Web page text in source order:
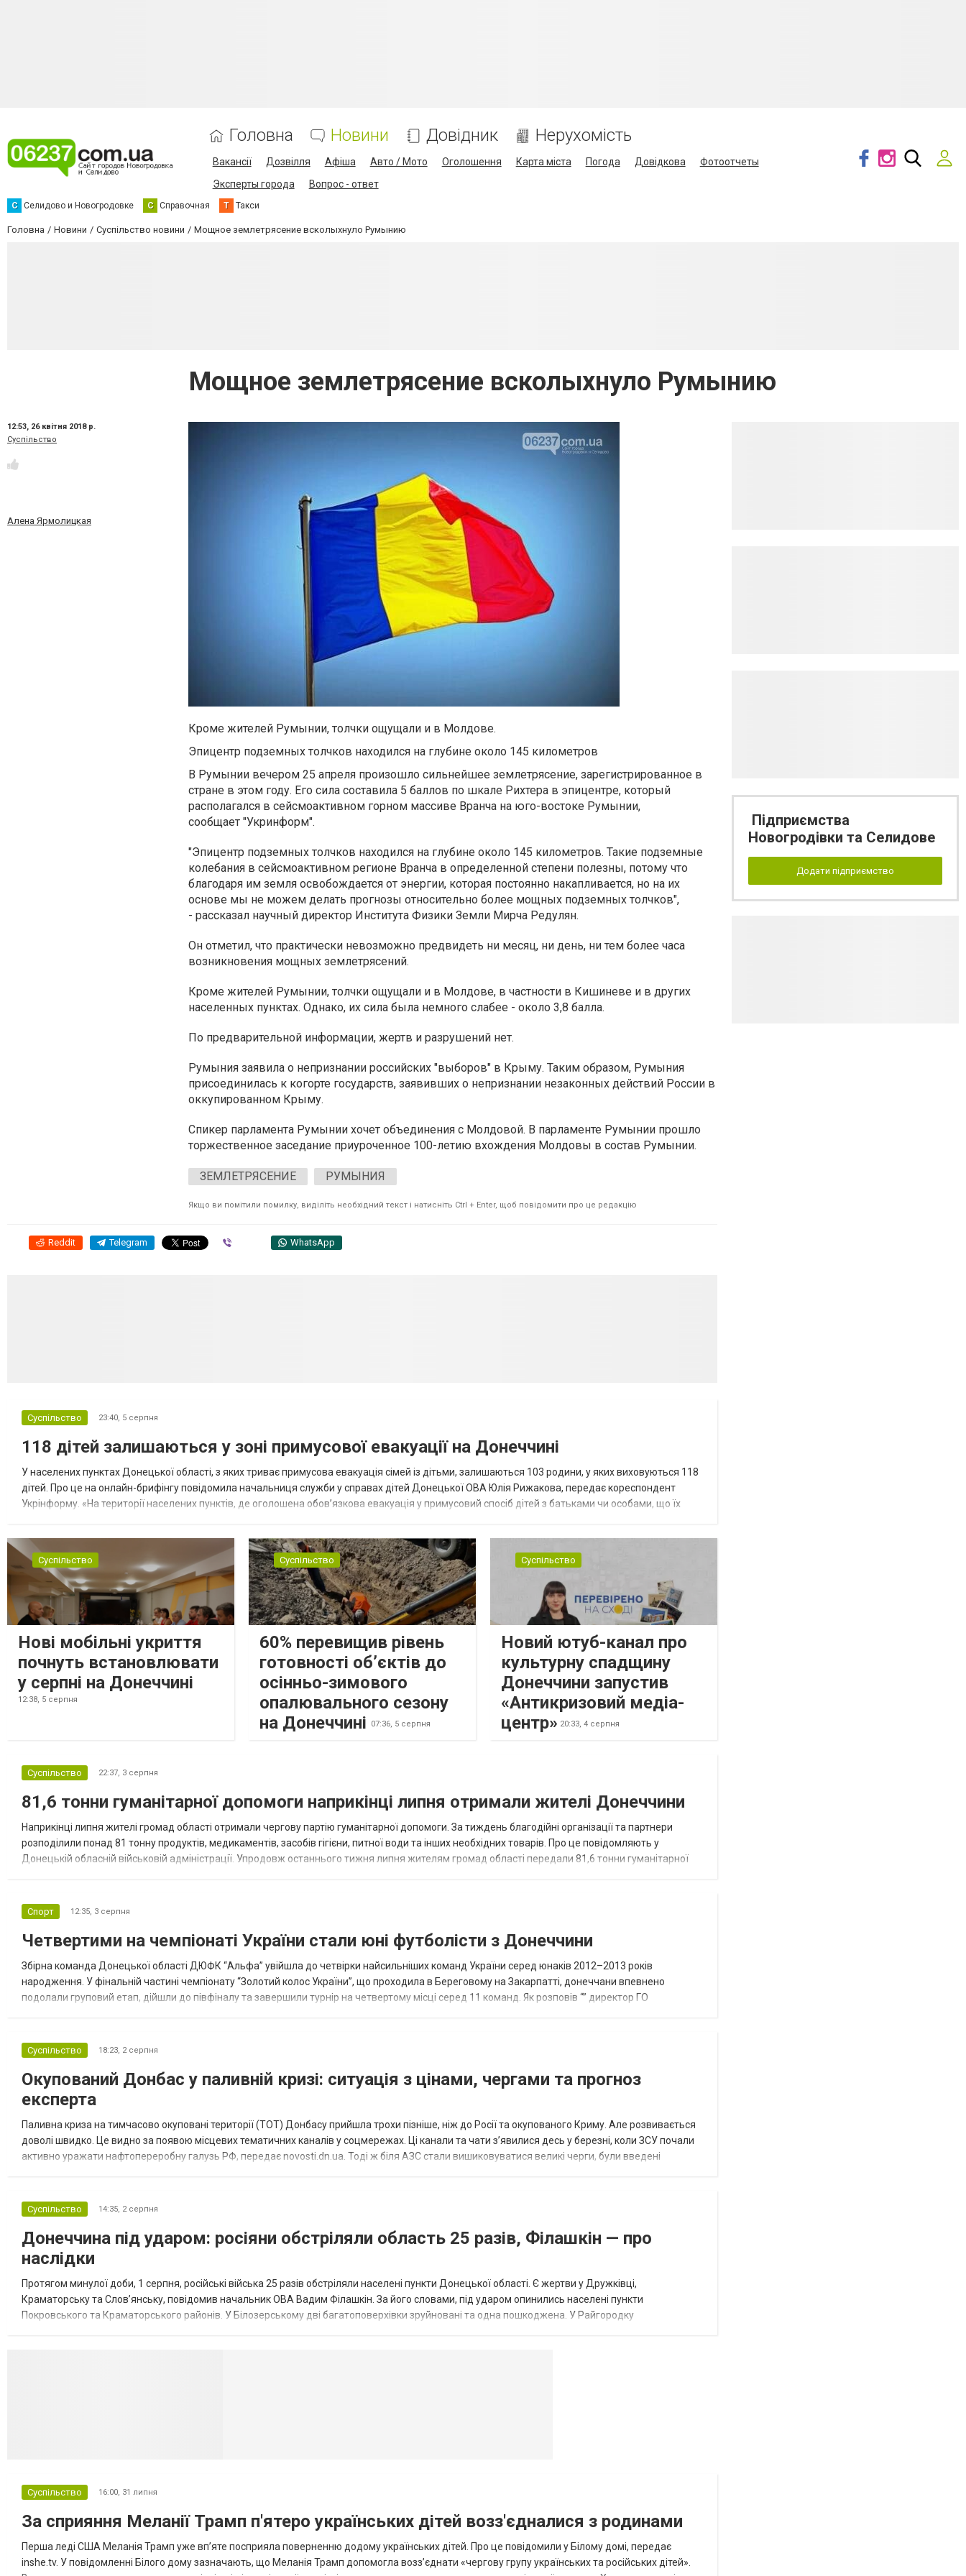
Головна Новини Довідник Нерухомість
Вакансії Дозвілля Афіша Авто / Мото Оголошення Карта міста Погода Довідкова
Фотоотчеты
Эксперты города
Вопрос - ответ
С Селидово и Новогродовке С Справочная Т Такси
Головна Новини Суспільство новини Мощное землетрясение всколыхнуло Румынию
Мощное землетрясение всколыхнуло Румынию
12:53, 26 квітня 2018 р.
Суспільство
Алена Ярмолицкая
Кроме жителей Румынии, толчки ощущали и в Молдове.
Эпицентр подземных толчков находился на глубине около 145 километров
В Румынии вечером 25 апреля произошло сильнейшее землетрясение, зарегистрированное в
стране в этом году. Его сила составила 5 баллов по шкале Рихтера в эпицентре, который
располагался в сейсмоактивном горном массиве Вранча на юго-востоке Румынии,
сообщает "Укринформ".
"Эпицентр подземных толчков находился на глубине около 145 километров. Такие подземные
колебания в сейсмоактивном регионе Вранча в определенной степени полезны, потому что
благодаря им земля освобождается от энергии, которая постоянно накапливается, но на их
основе мы не можем делать прогнозы относительно более мощных подземных толчков",
- рассказал научный директор Института Физики Земли Мирча Редулян.
Он отметил, что практически невозможно предвидеть ни месяц, ни день, ни тем более часа
возникновения мощных землетрясений.
Кроме жителей Румынии, толчки ощущали и в Молдове, в частности в Кишиневе и в других
населенных пунктах. Однако, их сила была немного слабее - около 3,8 балла.
По предварительной информации, жертв и разрушений нет.
Румыния заявила о непризнании российских "выборов" в Крыму. Таким образом, Румыния
присоединилась к когорте государств, заявивших о непризнании незаконных действий России в
оккупированном Крыму.
Спикер парламента Румынии хочет объединения с Молдовой. В парламенте Румынии прошло
торжественное заседание приуроченное 100-летию вхождения Молдовы в состав Румынии.
ЗЕМЛЕТРЯСЕНИЕ РУМЫНИЯ
Якщо ви помітили помилку, виділіть необхідний текст і натисніть Ctrl + Enter, щоб повідомити про це редакцію
Reddit Telegram WhatsApp
Суспільство 23:40, 5 серпня
118 дітей залишаються у зоні примусової евакуації на Донеччині
У населених пунктах Донецької області, з яких триває примусова евакуація сімей із дітьми, залишаються 103 родини, у яких виховуються 118
дітей. Про це на онлайн-брифінгу повідомила начальниця служби у справах дітей Донецької ОВА Юлія Рижакова, передає кореспондент
Укрінформу. «На території населених пунктів, де оголошена обов’язкова евакуація у примусовий спосіб дітей з батьками чи особами, що їх
Суспільство
Нові мобільні укриття
почнуть встановлювати
у серпні на Донеччині
12:38, 5 серпня
Суспільство
60% перевищив рівень
готовності об’єктів до
осінньо-зимового
опалювального сезону
на Донеччині
07:36, 5 серпня
Суспільство
Новий ютуб-канал про
культурну спадщину
Донеччини запустив
«Антикризовий медіа-
центр» 20:33, 4 серпня
Суспільство 22:37, 3 серпня
81,6 тонни гуманітарної допомоги наприкінці липня отримали жителі Донеччини
Наприкінці липня жителі громад області отримали чергову партію гуманітарної допомоги. За тиждень благодійні організації та партнери
розподілили понад 81 тонну продуктів, медикаментів, засобів гігієни, питної води та інших необхідних товарів. Про це повідомляють у
Донецькій обласній військовій адміністрації. Упродовж останнього тижня липня жителям громад області передали 81,6 тонни гуманітарної
Спорт 12:35, 3 серпня
Четвертими на чемпіонаті України стали юні футболісти з Донеччини
Збірна команда Донецької області ДЮФК “Альфа” увійшла до четвірки найсильніших команд України серед юнаків 2012–2013 років
народження. У фінальній частині чемпіонату “Золотий колос України”, що проходила в Береговому на Закарпатті, донеччани впевнено
подолали груповий етап, дійшли до півфіналу та завершили турнір на четвертому місці серед 11 команд. Як розповів “” директор ГО
Суспільство 18:23, 2 серпня
Окупований Донбас у паливній кризі: ситуація з цінами, чергами та прогноз
експерта
Паливна криза на тимчасово окуповані території (ТОТ) Донбасу прийшла трохи пізніше, ніж до Росії та окупованого Криму. Але розвивається
доволі швидко. Це видно за появою місцевих тематичних каналів у соцмережах. Ці канали та чати з’явилися десь у березні, коли ЗСУ почали
активно уражати нафтопереробну галузь РФ, передає novosti.dn.ua. Тоді ж біля АЗС стали вишиковуватися великі черги, були введені
Суспільство 14:35, 2 серпня
Донеччина під ударом: росіяни обстріляли область 25 разів, Філашкін — про
наслідки
Протягом минулої доби, 1 серпня, російські війська 25 разів обстріляли населені пункти Донецької області. Є жертви у Дружківці,
Краматорську та Слов’янську, повідомив начальник ОВА Вадим Філашкін. За його словами, під ударом опинились населені пункти
Покровського та Краматорського районів. У Білозерському дві багатоповерхівки зруйновані та одна пошкоджена. У Райгородку
Суспільство 16:00, 31 липня
За сприяння Меланії Трамп п'ятеро українських дітей возз'єдналися з родинами
Перша леді США Меланія Трамп уже впʼяте посприяла поверненню додому українських дітей. Про це повідомили у Білому домі, передає
inshe.tv. У повідомленні Білого дому зазначають, що Меланія Трамп допомогла возз’єднати «чергову групу українських та російських дітей».
Підприємства
Новогродівки та Селидове
Додати підприємство